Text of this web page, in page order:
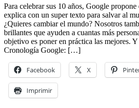
Para celebrar sus 10 años, Google
explica con un super texto para salvar al
¿Quieres cambiar el mundo? Nosotros
brillantes que ayuden a cuantas más
objetivo es poner en práctica las mejores.
Cronología Google: […]
Facebook X
Imprimir